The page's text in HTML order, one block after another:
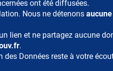
ont été diffusées.
Nous ne détenons
lien et ne partagez aucune
.
Données reste à votre